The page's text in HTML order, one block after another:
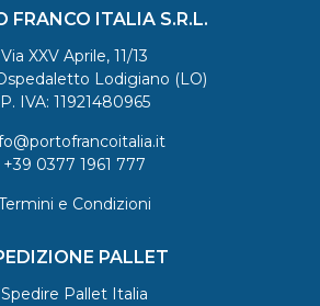
FRANCO ITALIA S.R.L.
Via XXV Aprile, 11/13
Lodigiano (LO)
P. IVA: 11921480965
+39 0377 1961 777
e Condizioni
PALLET
Spedire Pallet Italia